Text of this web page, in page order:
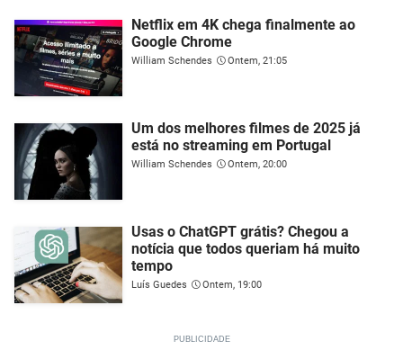
Netflix em 4K chega finalmente ao
Google Chrome
William Schendes Ontem, 21:05
Um dos melhores filmes de 2025 já
está no streaming em Portugal
William Schendes Ontem, 20:00
Usas o ChatGPT grátis? Chegou a
notícia que todos queriam há muito
tempo
Luís Guedes Ontem, 19:00